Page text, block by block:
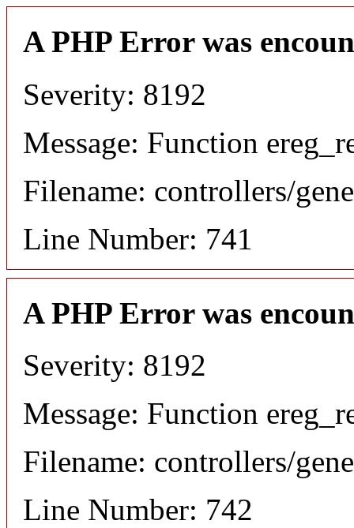
A PHP Error was
Severity: 8192
Message: Function
Filename: controllers/
Line Number: 741
A PHP Error was
Severity: 8192
Message: Function
Filename: controllers/
Line Number: 742